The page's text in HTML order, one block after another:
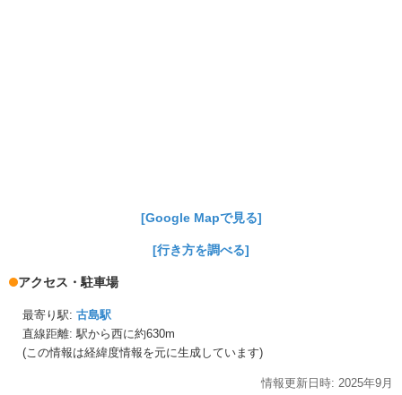
[Google Mapで見る]
[行き方を調べる]
アクセス・駐車場
最寄り駅: 古島駅
直線距離: 駅から西に約630m
(この情報は経緯度情報を元に生成しています)
情報更新日時: 2025年9月